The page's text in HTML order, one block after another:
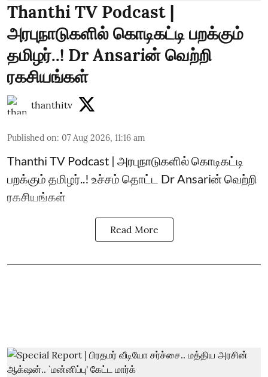
Thanthi TV Podcast |
அரபுநாடுகளில் கொடிகட்டி பறக்கும்
தமிழர்..! Dr Ansariன் வெற்றி
ரகசியங்கள்
thanthitv
Published on: 07 Aug 2026, 11:16 am
Thanthi TV Podcast | அரபுநாடுகளில் கொடிகட்டி
பறக்கும் தமிழர்..! உச்சம் தொட்ட Dr Ansariன் வெற்றி
ரகசியங்கள்
Read More